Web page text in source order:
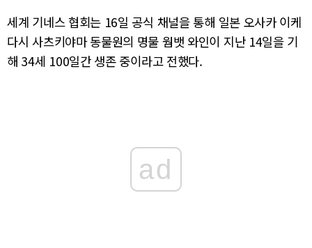
세계 기네스 협회는 16일 공식 채널을 통해 일본 오사카 이케
다시 사츠키야마 동물원의 명물 웜뱃 와인이 지난 14일을 기
해 34세 100일간 생존 중이라고 전했다.
ad